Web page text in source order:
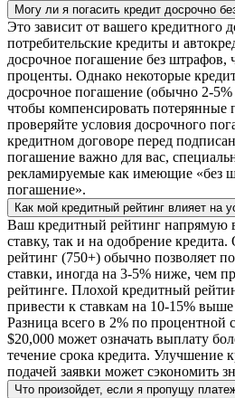
Могу ли я погасить кредит досрочно
Это зависит от вашего кредитного
потребительские кредиты и
досрочное погашение без штрафов,
проценты. Однако некоторые
досрочное погашение (обычно 2-5%
чтобы компенсировать потерянные
проверяйте условия досрочного
кредитном договоре перед
погашение важно для вас,
рекламируемые как имеющие «без
погашение».
Как мой кредитный рейтинг влияет на
Ваш кредитный рейтинг напрямую
ставку, так и на одобрение
рейтинг (750+) обычно позволяет
ставки, иногда на 3-5% ниже, чем
рейтинге. Плохой кредитный
привести к ставкам на 10-15% выше
Разница всего в 2% по процентной
$20,000 может означать выплату
течение срока кредита. Улучшение
подачей заявки может сэкономить
Что произойдет, если я пропущу